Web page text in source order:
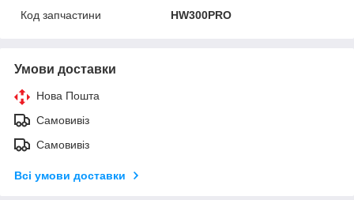
Код запчастини
HW300PRO
Умови доставки
Нова Пошта
Самовивіз
Самовивіз
Всі умови доставки